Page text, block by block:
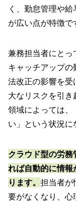
く、勤怠管理や
が広い点が特徴で
兼務担当者にと
キャッチアップの
法改正の影響を
大なリスクを引
領域によっては、
い」という状況に
クラウド型の労
れば自動的に情
ります。 担当者が
要がなくなり、心